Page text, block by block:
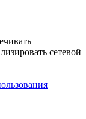
сетевой